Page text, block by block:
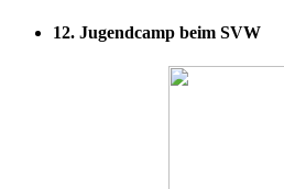
12. Jugendcamp beim SVW